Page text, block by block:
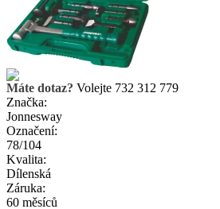
Máte dotaz? Volejte 732 312 779
Značka:
Jonnesway
Označení:
78/104
Kvalita:
Dílenská
Záruka:
60 měsíců